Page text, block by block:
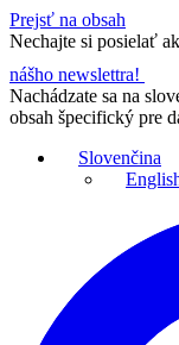
Prejsť na obsah
Nechajte si posielať
nášho newslettra!
Nachádzate sa na
obsah špecifický pre
Slovenčina